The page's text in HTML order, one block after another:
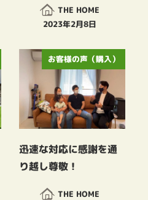
THE HOME
投稿日
2023年2月8日
お客様の声（購入）
迅速な対応に感謝を通
り越し尊敬！
THE HOME